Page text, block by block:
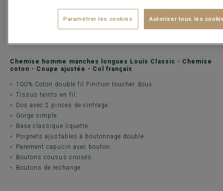
Les chemises Coupe Ajustée Bexley sont très légèrement cintrées
Chemise homme manches longues Louis Classic - Chemise
coton - Coupe ajustée - Col français
100% Coton double fil Finition toucher doux.
Tissus teints en fil.
Dos avec 2 pinces de cintrage.
Gorge simple.
Base classique liquette.
Poignets ajustables à boutonnage double.
Parement capucin avec bouton.
Boutons cousus croisés.
Boutons de rechange.
Paramétrer les cookies Autoriser tous les